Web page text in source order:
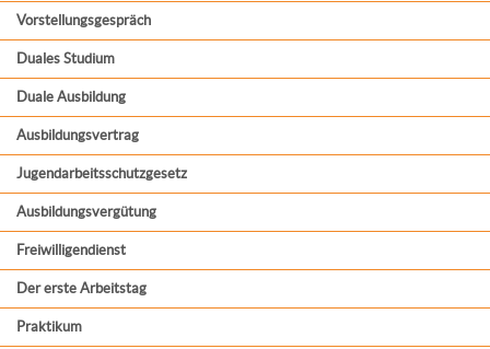
Vorstellungsgespräch
Duales Studium
Duale Ausbildung
Ausbildungsvertrag
Jugendarbeitsschutzgesetz
Ausbildungsvergütung
Freiwilligendienst
Der erste Arbeitstag
Praktikum